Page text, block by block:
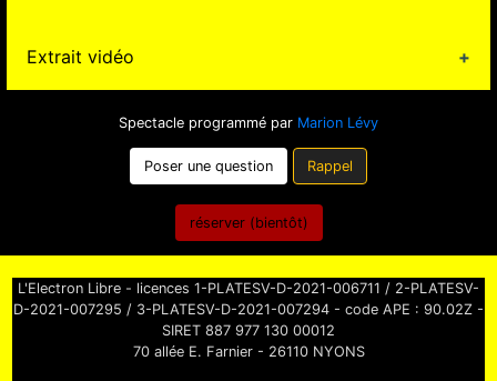
bout des 3 jours un petit rendu sera offert aux
parents et aux proches à 16h. Bref venez passer un
super moment tous ensemble dans une ambiance
conviviale et ludique.
Horaire : de 9h30 à 12h et de 14h à 16h (possibilité
de manger sur place avec un pique nique)
Rendu de stage (petit spectacle) le 18 février à 16h
Tarif Adhérents : 90€
Extrait vidéo
Pas de vidéo pour le moment
Spectacle programmé par Marion Lévy
Poser une question Rappel
réserver (bientôt)
L'Electron Libre - licences 1-PLATESV-D-2021-006711 / 2-PLATESV-
D-2021-007295 / 3-PLATESV-D-2021-007294 - code APE : 90.02Z -
SIRET 887 977 130 00012
70 allée E. Farnier - 26110 NYONS